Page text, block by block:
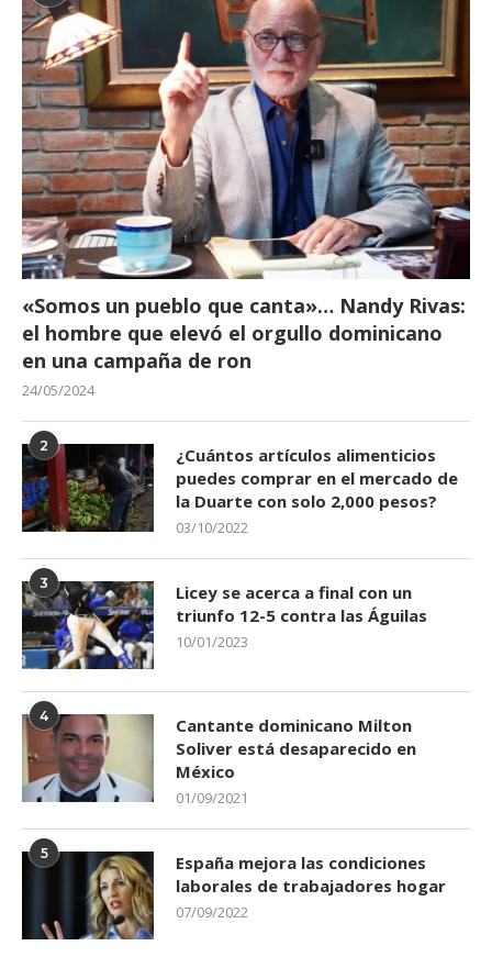
«Somos un pueblo que canta»… Nandy Rivas:
el hombre que elevó el orgullo dominicano
en una campaña de ron
24/05/2024
2
¿Cuántos artículos alimenticios
puedes comprar en el mercado de
la Duarte con solo 2,000 pesos?
03/10/2022
3
Licey se acerca a final con un
triunfo 12-5 contra las Águilas
10/01/2023
4
Cantante dominicano Milton
Soliver está desaparecido en
México
01/09/2021
5
España mejora las condiciones
laborales de trabajadores hogar
07/09/2022